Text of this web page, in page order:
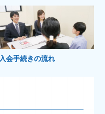
入会手続きの流れ